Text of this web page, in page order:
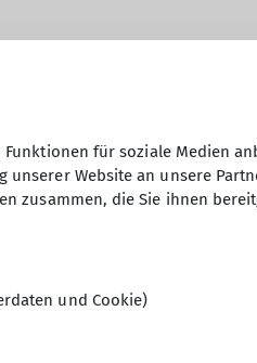
für soziale Medien
Website an unsere
zusammen, die Sie ihnen
und Cookie)